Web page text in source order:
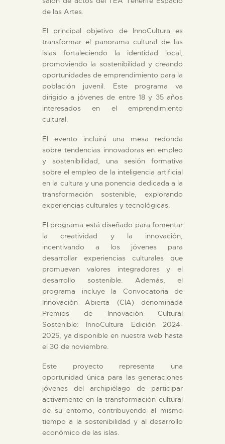
ESPAÑOL
de las Artes.
El principal objetivo de InnoCultura es
transformar el panorama cultural de las
islas fortaleciendo la identidad local,
promoviendo la sostenibilidad y creando
oportunidades de emprendimiento para la
población juvenil. Este programa va
dirigido a jóvenes de entre 18 y 35 años
interesados en el emprendimiento
cultural.
El evento incluirá una mesa redonda
sobre tendencias innovadoras en empleo
y sostenibilidad, una sesión formativa
sobre el empleo de la inteligencia artificial
en la cultura y una ponencia dedicada a la
transformación sostenible, explorando
experiencias culturales y tecnológicas.
El programa está diseñado para fomentar
la creatividad y la innovación,
incentivando a los jóvenes para
desarrollar experiencias culturales que
promuevan valores integradores y el
desarrollo sostenible. Además, el
programa incluye la Convocatoria de
Innovación Abierta (CIA) denominada
Premios de Innovación Cultural
Sostenible: InnoCultura Edición 2024-
2025, ya disponible en nuestra web hasta
el 30 de noviembre.
Este proyecto representa una
oportunidad única para las generaciones
jóvenes del archipiélago de participar
activamente en la transformación cultural
de su entorno, contribuyendo al mismo
tiempo a la sostenibilidad y al desarrollo
económico de las islas.